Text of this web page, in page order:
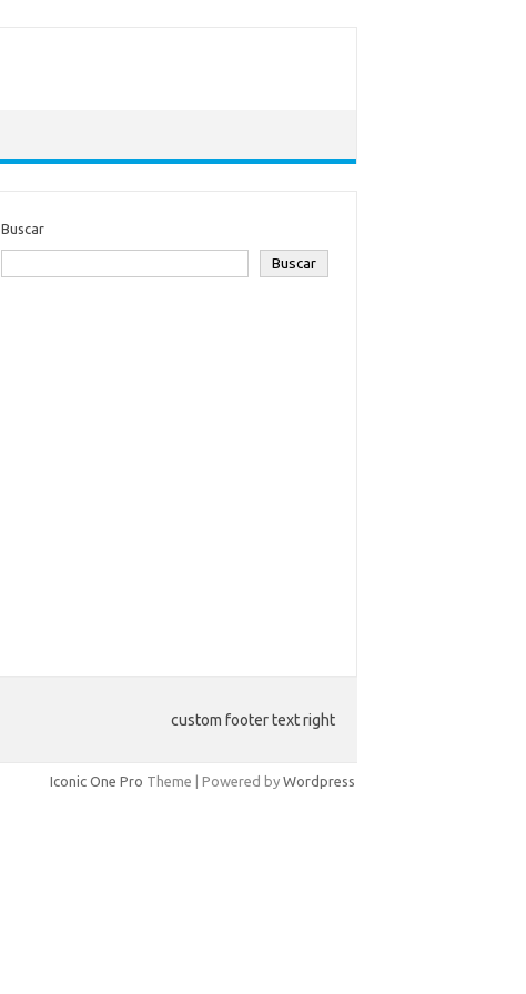
Buscar
Buscar
custom footer text right
Iconic One Pro Theme | Powered by Wordpress